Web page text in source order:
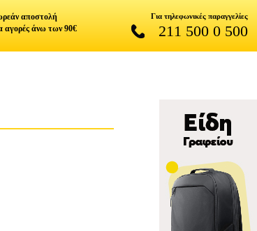
αποστολή
αγορές άνω των 90€
Για τηλεφωνικές παραγγελίες
211 500 0 500